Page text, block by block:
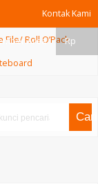
Kontak Kami
Area Rp
File/ Roll O’Pack
Cari